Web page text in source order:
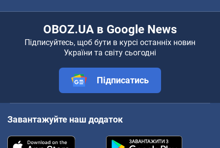
OBOZ.UA в Google News
Підписуйтесь, щоб бути в курсі останніх новин
України та світу сьогодні
Підписатись
Завантажуйте наш додаток